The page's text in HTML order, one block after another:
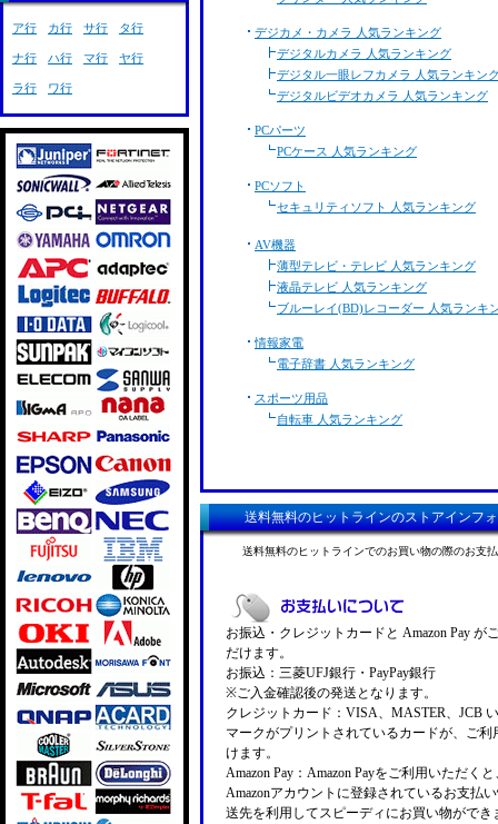
デジカメ・カメラ 人気ランキング
デジタルカメラ 人気ランキング
デジタル一眼レフカメラ 人気ランキン
デジタルビデオカメラ 人気ランキング
PCパーツ
PCケース 人気ランキング
PCソフト
セキュリティソフト 人気ランキング
AV機器
薄型テレビ・テレビ 人気ランキング
液晶テレビ 人気ランキング
ブルーレイ(BD)レコーダー 人気ランキ
情報家電
電子辞書 人気ランキング
スポーツ用品
自転車 人気ランキング
送料無料のヒットラインのストアインフ
送料無料のヒットラインでのお買い物の際のお支
お振込・クレジットカードと Amazon Pay が
だけます。
お振込：三菱UFJ銀行・PayPay銀行
※ご入金確認後の発送となります。
クレジットカード：VISA、MASTER、JCB
マークがプリントされているカードが、ご利
けます。
Amazon Pay：Amazon Payをご利用いただく
Amazonアカウントに登録されているお支払
送先を利用してスピーディにお買い物ができ
ア行 カ行 サ行 タ行
ナ行 ハ行 マ行 ヤ行
ラ行 ワ行